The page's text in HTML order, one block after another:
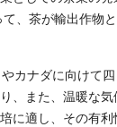
て、茶が輸出作物
カナダに向けて
、また、温暖な
に適し、その有利